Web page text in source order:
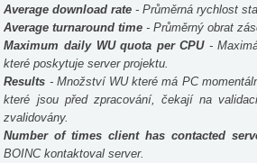
Average download rate - Průměrná rychlost
Average turnaround time - Průměrný obrat
Maximum daily WU quota per CPU-
které poskytuje server projektu.
Results - Množství WU které má PC
které jsou před zpracování, čekají na
zvalidovány.
Number of times client has contacted
BOINC kontaktoval server.